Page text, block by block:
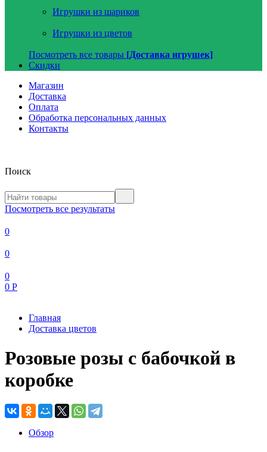
Игрушки из шариков
Игрушки из цветов
Посмотреть все товары [Доставка игрушек]
Скидки
Магазин
Доставка
Оплата
Обработка персональных данных
Контакты
Поиск
Посмотреть все результаты
0
0
0
0 Р
Главная
Доставка цветов
Розовые розы с бабочкой в
коробке
Обзор